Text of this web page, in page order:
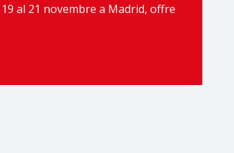
al 21 novembre a Madrid, offre